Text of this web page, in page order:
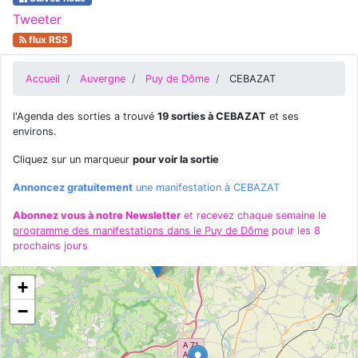
Tweeter
flux RSS
Accueil Auvergne Puy de Dôme CEBAZAT
l'Agenda des sorties a trouvé 19 sorties à CEBAZAT et ses
environs.
Cliquez sur un marqueur pour voir la sortie
Annoncez gratuitement une manifestation à CEBAZAT
Abonnez vous à notre Newsletter et recevez chaque semaine le
programme des manifestations dans le Puy de Dôme pour les 8
prochains jours
+
−